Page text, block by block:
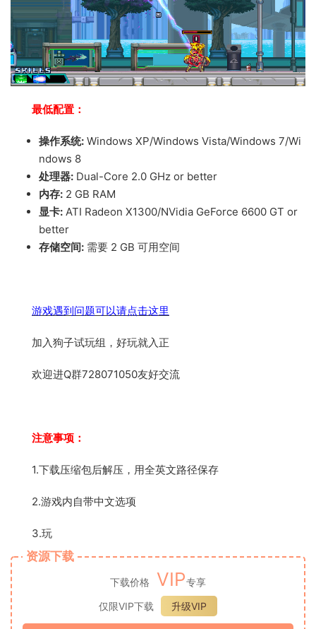
最低配置：
操作系统: Windows XP/Windows Vista/Windows 7/Wi
ndows 8
处理器: Dual-Core 2.0 GHz or better
内存: 2 GB RAM
显卡: ATI Radeon X1300/NVidia GeForce 6600 GT or
better
存储空间: 需要 2 GB 可用空间
游戏遇到问题可以请点击这里
加入狗子试玩组，好玩就入正
欢迎进Q群728071050友好交流
注意事项：
1.下载压缩包后解压，用全英文路径保存
2.游戏内自带中文选项
3.玩
资源下载
下载价格 VIP专享
仅限VIP下载
升级VIP